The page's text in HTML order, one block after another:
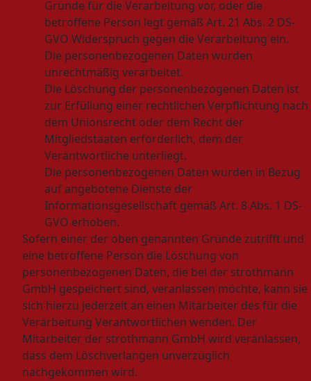
Gründe für die Verarbeitung vor, oder die
betroffene Person legt gemäß Art. 21 Abs. 2 DS-
GVO Widerspruch gegen die Verarbeitung ein.
Die personenbezogenen Daten wurden
unrechtmäßig verarbeitet.
Die Löschung der personenbezogenen Daten ist
zur Erfüllung einer rechtlichen Verpflichtung nach
dem Unionsrecht oder dem Recht der
Mitgliedstaaten erforderlich, dem der
Verantwortliche unterliegt.
Die personenbezogenen Daten wurden in Bezug
auf angebotene Dienste der
Informationsgesellschaft gemäß Art. 8 Abs. 1 DS-
GVO erhoben.
Sofern einer der oben genannten Gründe zutrifft und
eine betroffene Person die Löschung von
personenbezogenen Daten, die bei der strothmann
GmbH gespeichert sind, veranlassen möchte, kann sie
sich hierzu jederzeit an einen Mitarbeiter des für die
Verarbeitung Verantwortlichen wenden. Der
Mitarbeiter der strothmann GmbH wird veranlassen,
dass dem Löschverlangen unverzüglich
nachgekommen wird.